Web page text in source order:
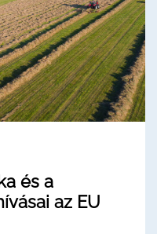
és a
az EU